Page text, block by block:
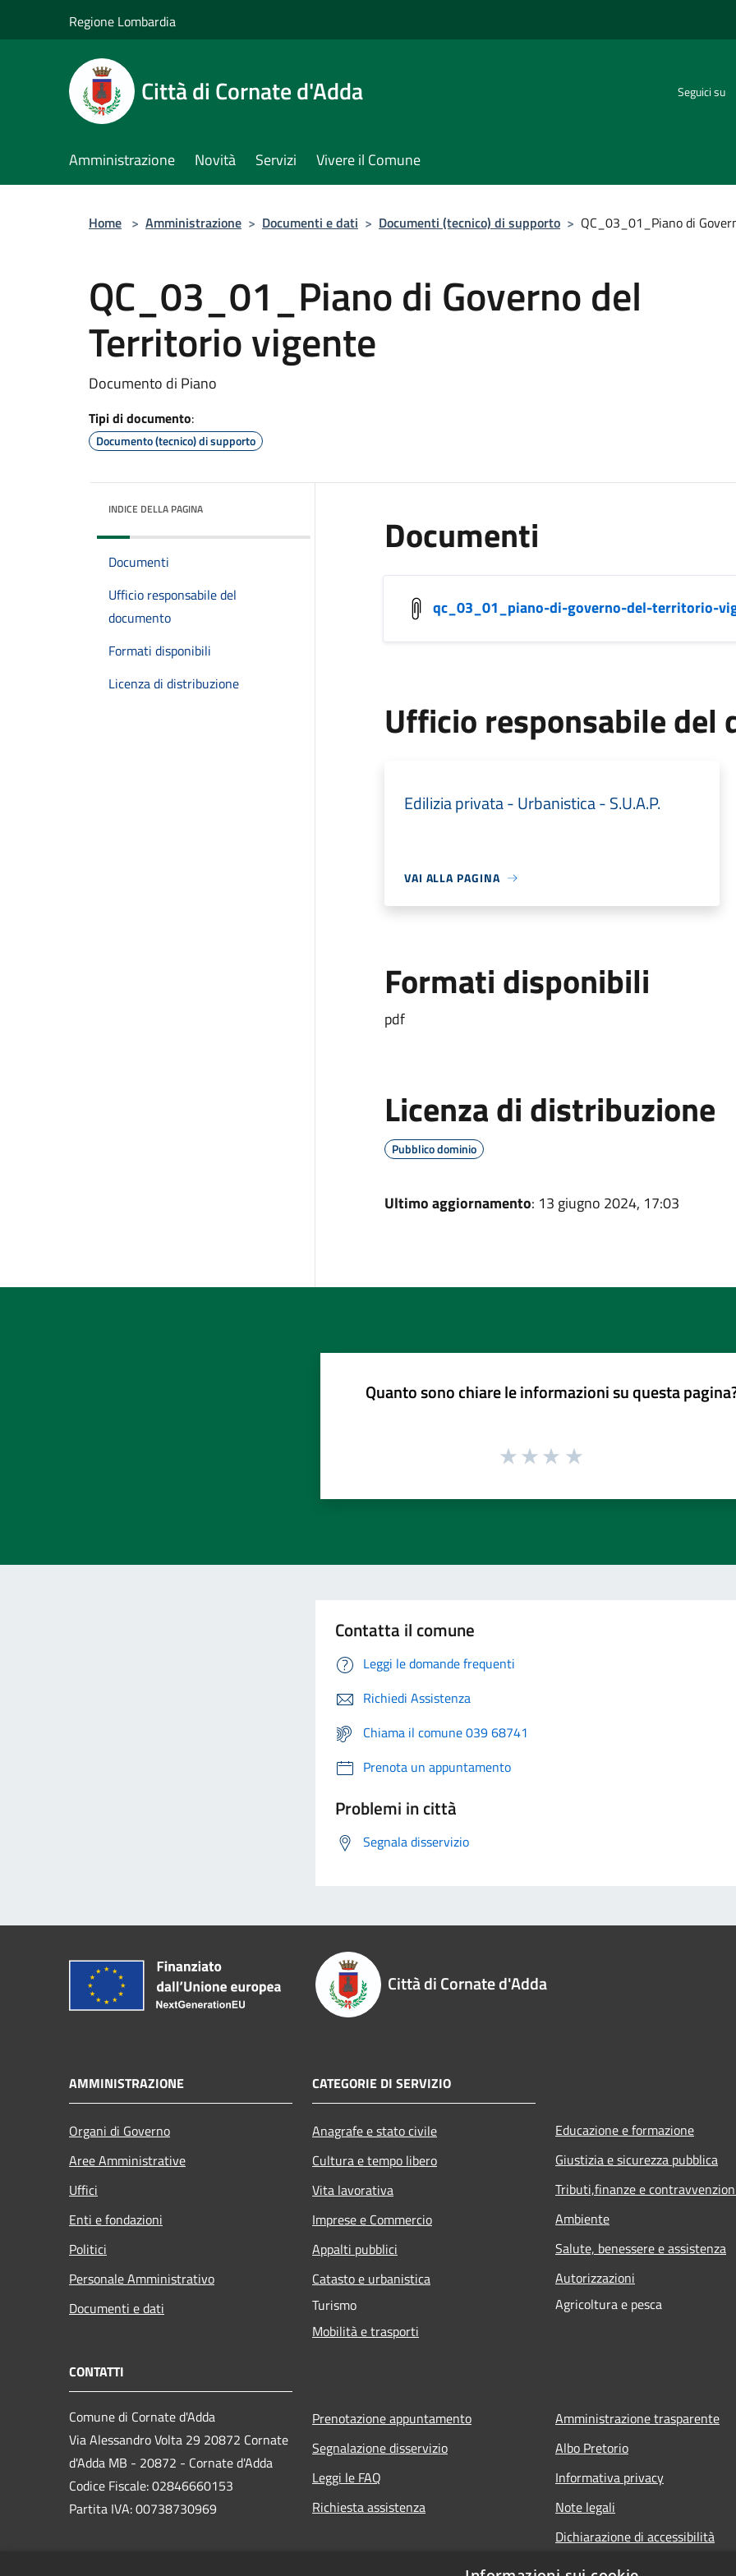
Regione Lombardia
Città di Cornate d'Adda Seguici su
Amministrazione Novità Servizi Vivere il Comune
Home > Amministrazione > Documenti e dati > Documenti (tecnico) di supporto > QC_03_01_Piano di
QC_03_01_Piano di Governo del
Territorio vigente
Documento di Piano
Tipi di documento:
Documento (tecnico) di supporto
INDICE DELLA PAGINA
Documenti
Ufficio responsabile del
documento
Formati disponibili
Licenza di distribuzione
Documenti
qc_03_01_piano-di-governo-del-territorio-
Ufficio responsabile del
Edilizia privata - Urbanistica - S.U.A.P.
VAI ALLA PAGINA
Formati disponibili
pdf
Licenza di distribuzione
Pubblico dominio
Ultimo aggiornamento: 13 giugno 2024, 17:03
Quanto sono chiare le informazioni su questa
Contatta il comune
Leggi le domande frequenti
Richiedi Assistenza
Chiama il comune 039 68741
Prenota un appuntamento
Problemi in città
Segnala disservizio
Città di Cornate d'Adda
AMMINISTRAZIONE
Organi di Governo
Aree Amministrative
Uffici
Enti e fondazioni
Politici
Personale Amministrativo
Documenti e dati
CATEGORIE DI SERVIZIO
Anagrafe e stato civile
Cultura e tempo libero
Vita lavorativa
Imprese e Commercio
Appalti pubblici
Catasto e urbanistica
Turismo
Mobilità e trasporti
Educazione e formazione
Giustizia e sicurezza pubblica
Tributi,finanze e
Ambiente
Salute, benessere e assistenza
Autorizzazioni
Agricoltura e pesca
CONTATTI
Comune di Cornate d'Adda
Via Alessandro Volta 29 20872 Cornate
d'Adda MB - 20872 - Cornate d'Adda
Codice Fiscale: 02846660153
Partita IVA: 00738730969
Prenotazione appuntamento
Segnalazione disservizio
Leggi le FAQ
Richiesta assistenza
Amministrazione trasparente
Albo Pretorio
Informativa privacy
Note legali
Dichiarazione di accessibilità